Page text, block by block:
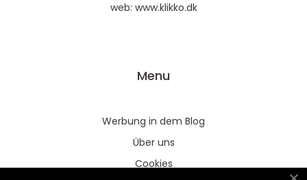
web: www.klikko.dk
Menu
Werbung in dem Blog
Über uns
Cookies